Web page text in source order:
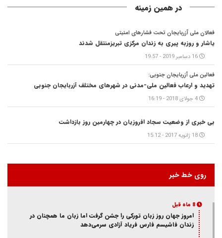
در همین زمینه
فعالان ملی آزربایجان تحت فشارهای امنیتی
یاشار و روزبه پیری به زندان مرکزى تبریزمنتقل شدند
16 دسامبر 2019 - 19:57
فعالین ملی آزربایجان جنوبی:
تهدید و ارعاب فعالین ملی-مدنی در شهرهای مختلف آزربایجان جنوبی
4 جولای 2018 - 16:19
بی خبری از وضعیت سجاد افروزیان در چهارمین روز بازداشت
18 ژانویه 2017 - 15:12
روی خط خبر
8 ماه قبل
امروز جهان روز زبان تورکی را جشن گرفت اما زبان ما همچنان در
زندان فاشیسم فارس فریاد آزادی سر‌می‌دهد